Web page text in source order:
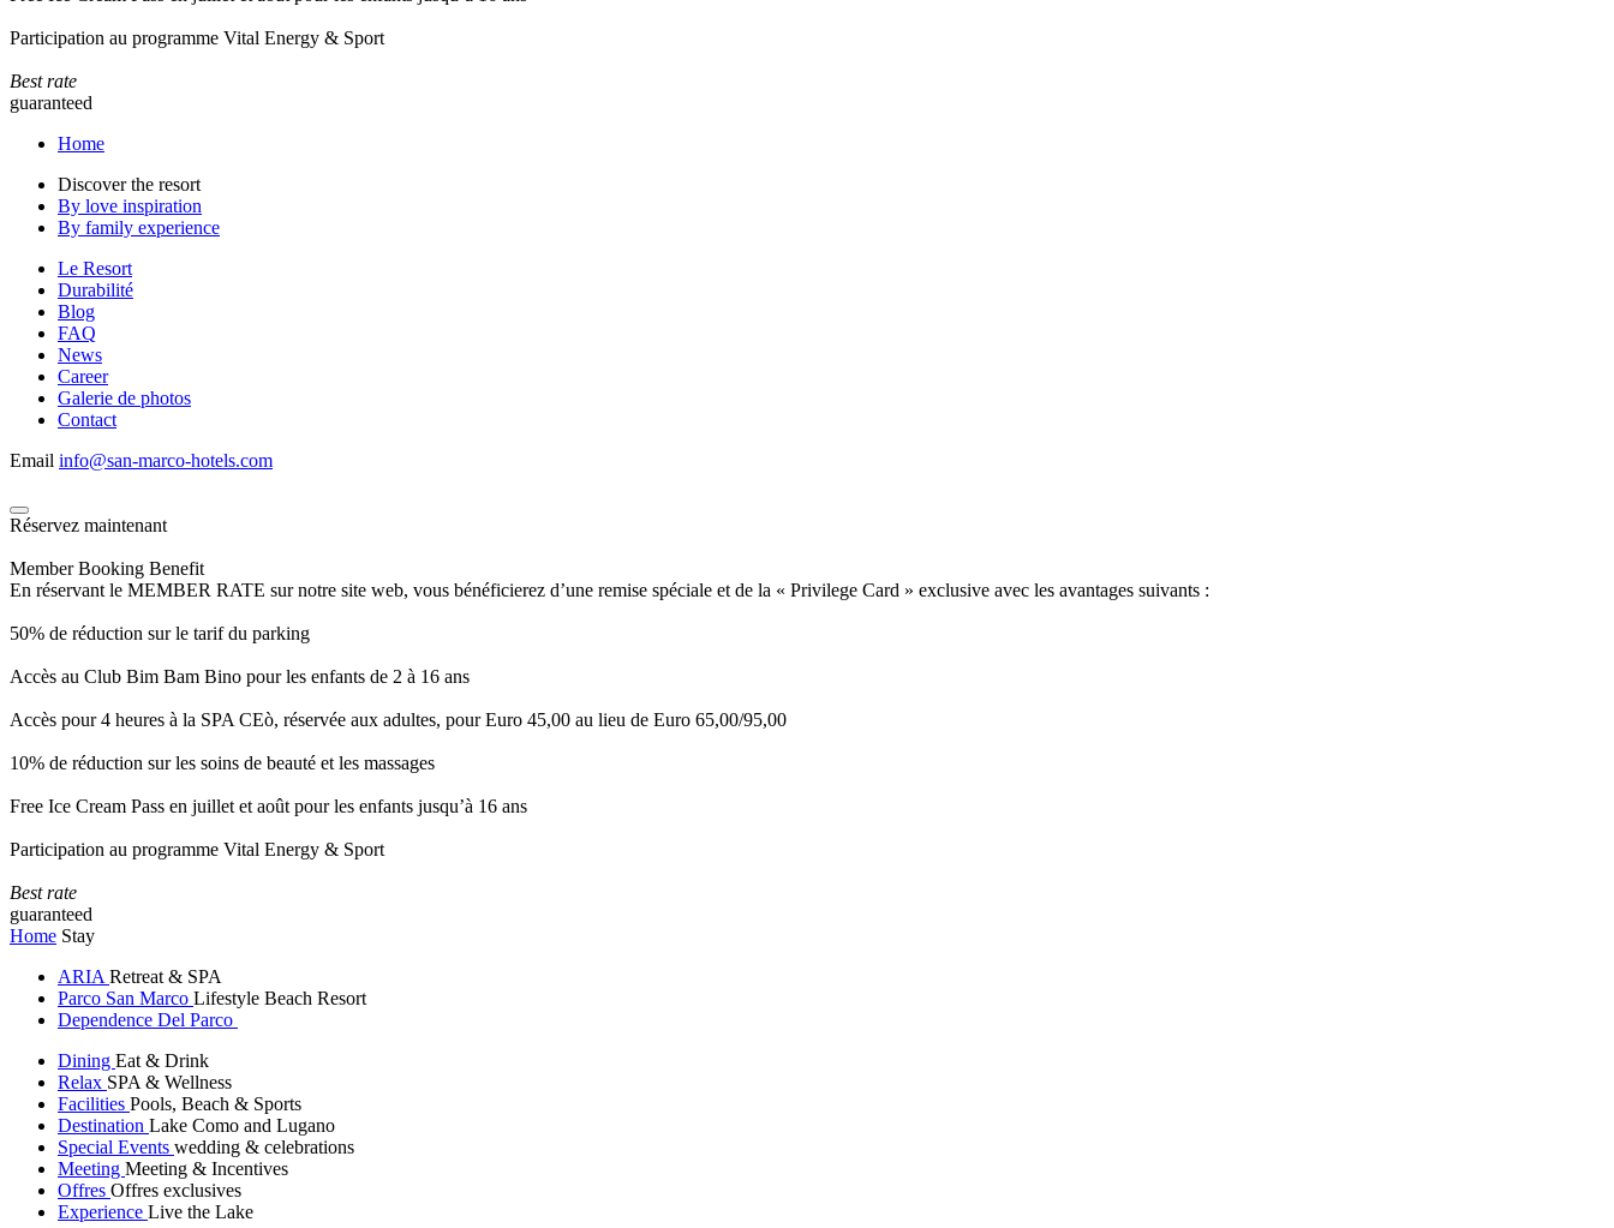
Participation au programme Vital Energy & Sport
Best rate
guaranteed
Home
Discover the resort
By love inspiration
By family experience
Le Resort
Durabilité
Blog
FAQ
News
Career
Galerie de photos
Contact
Email info@san-marco-hotels.com
Réservez maintenant
Member Booking Benefit
En réservant le MEMBER RATE sur notre site web, vous bénéficierez d’une remise spéciale et de la « Privilege Card » exclusive avec les avantages suivants :
50% de réduction sur le tarif du parking
Accès au Club Bim Bam Bino pour les enfants de 2 à 16 ans
Accès pour 4 heures à la SPA CEò, réservée aux adultes, pour Euro 45,00 au lieu de Euro 65,00/95,00
10% de réduction sur les soins de beauté et les massages
Free Ice Cream Pass en juillet et août pour les enfants jusqu’à 16 ans
Participation au programme Vital Energy & Sport
Best rate
guaranteed
Home Stay
ARIA Retreat & SPA
Parco San Marco Lifestyle Beach Resort
Dependence Del Parco
Dining Eat & Drink
Relax SPA & Wellness
Facilities Pools, Beach & Sports
Destination Lake Como and Lugano
Special Events wedding & celebrations
Meeting Meeting & Incentives
Offres Offres exclusives
Experience Live the Lake